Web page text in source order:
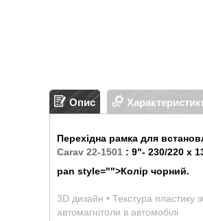
Опис
Перехідна рамка для
Carav 22-1501 : 9"- 230/220 х
pan style="">Колір чорний.
3D дизайн • Текстура пластику
автомагнітоли в автомобілі